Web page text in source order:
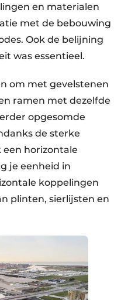
en materialen
met de bebouwing
Ook de belijning
was essentieel.
om met gevelstenen
ramen met dezelfde
opgesomde
de sterke
horizontale
je eenheid in
koppelingen
plinten, sierlijsten en